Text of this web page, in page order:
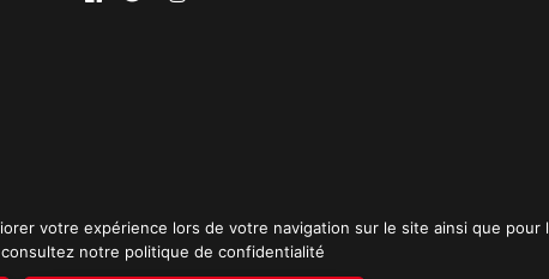
votre expérience lors de votre navigation sur le site ainsi que pour
notre politique de confidentialité